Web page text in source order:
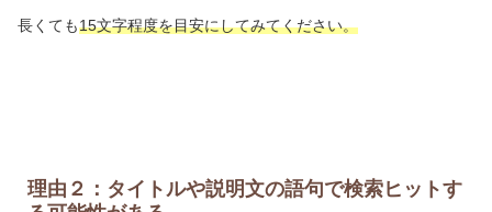
長くても15文字程度を目安にしてみてください。
理由２：タイトルや説明文の語句で検索ヒットす